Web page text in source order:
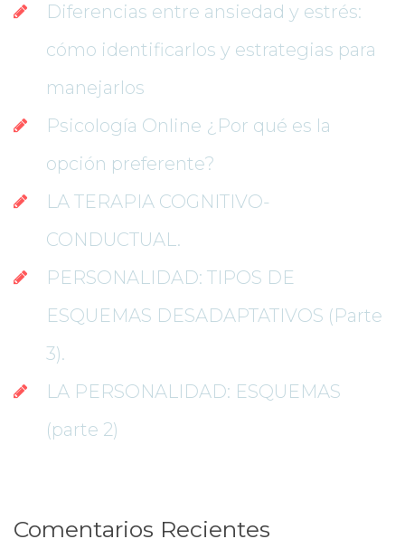
Diferencias entre ansiedad y estrés:
cómo identificarlos y estrategias para
manejarlo
Psicología Online ¿Por qué es la
opción preferente?
LA TERAPIA COGNITIVO-
CONDUCTUAL.
PERSONALIDAD: TIPOS DE
ESQUEMAS DESADAPTATIVOS (Parte
3).
LA PERSONALIDAD: ESQUEMAS
(parte 2)
Comentarios Reciente